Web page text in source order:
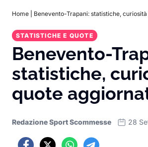
Home Benevento-Trapani: statistiche,
STATISTICHE E QUOTE
Benevento-
statistiche,
quote
Redazione Sport Scommesse 28